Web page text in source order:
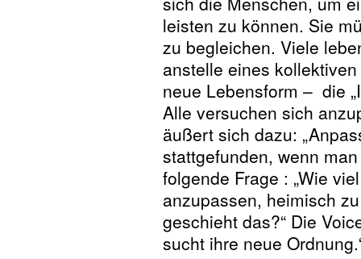
leisten zu können. Sie
zu begleichen. Viele
anstelle eines
neue Lebensform – die
Alle versuchen sich
äußert sich dazu:
stattgefunden, wenn
folgende Frage : „Wie
anzupassen, heimisch
geschieht das?“ Die
sucht ihre neue